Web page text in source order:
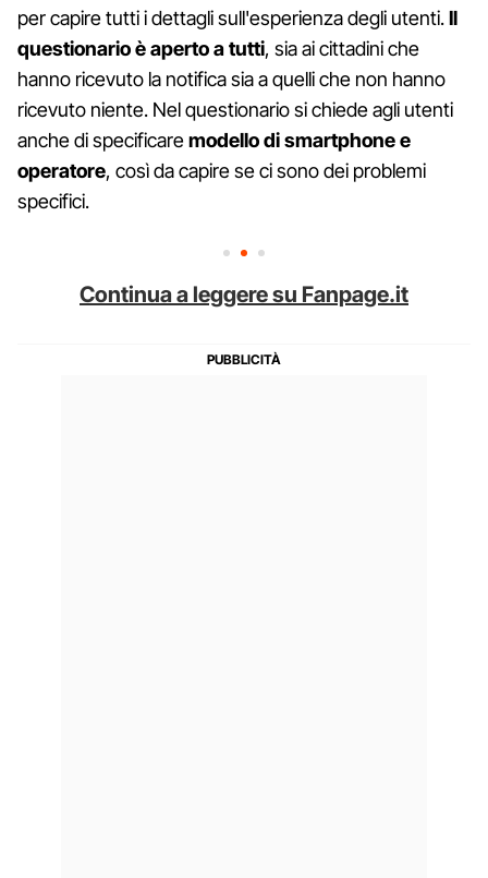
per capire tutti i dettagli sull'esperienza degli utenti.Il
questionario è aperto a tutti, sia ai cittadini che
hanno ricevuto la notifica sia a quelli che non hanno
ricevuto niente. Nel questionario si chiede agli utenti
anche di specificaremodello di smartphone e
operatore, così da capire se ci sono dei problemi
specifici.
Continua a leggere su Fanpage.it